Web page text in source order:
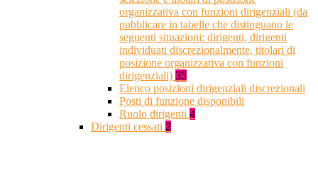
organizzativa con funzioni dirigenziali (da
pubblicare in tabelle che distinguano le
seguenti situazioni: dirigenti, dirigenti
individuati discrezionalmente, titolari di
posizione organizzativa con funzioni
dirigenziali) 35
Elenco posizioni dirigenziali discrezionali
Posti di funzione disponibili
Ruolo dirigenti 4
Dirigenti cessati 2